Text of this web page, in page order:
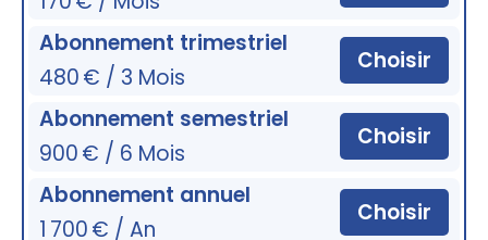
Abonnement trimestriel
480 € / 3 Mois
Choisir
Abonnement semestriel
900 € / 6 Mois
Choisir
Abonnement annuel
1 700 € / An
Choisir